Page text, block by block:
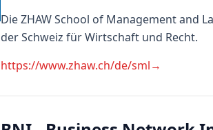
Die ZHAW School of Management and
der Schweiz für Wirtschaft und Recht.
https://www.zhaw.ch/de/sml→